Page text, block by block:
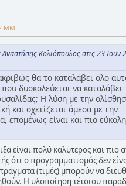
ΜΜ
Κολιόπουλος στις 23 Ιουν
θα το καταλάβει όλο
δυσκολεύεται να καταλάβει
Η λύση με την
και σχετίζεται άμεσα με την
επομένως είναι και πιο
είναι πολύ καλύτερος και πιο
ότι ο προγραμματισμός δεν
(τιμές) μπορούν να
Η υλοποίηση τέτοιου